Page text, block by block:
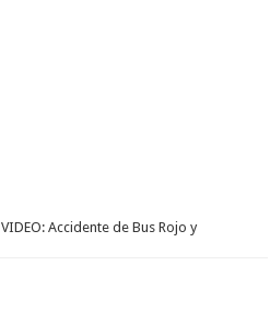
VIDEO: Accidente de Bus Rojo y